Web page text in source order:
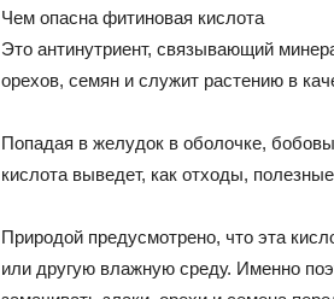
Чем опасна фитиновая кислота
Это антинутриент, связывающий
орехов, семян и служит растению в
Попадая в желудок в оболочке,
кислота выведет, как отходы,
Природой предусмотрено, что эта
или другую влажную среду. Именно